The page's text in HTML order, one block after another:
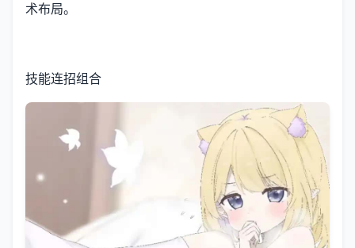
术布局。
技能连招组合